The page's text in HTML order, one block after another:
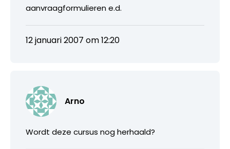
aanvraagformulieren e.d.
12 januari 2007 om 12:20
Arno
Wordt deze cursus nog herhaald?